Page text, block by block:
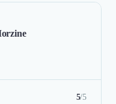
5/5